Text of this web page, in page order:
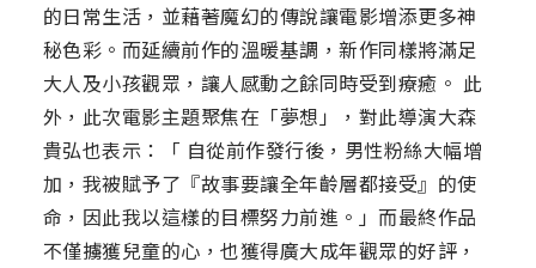
的日常生活，並藉著魔幻的傳說讓電影增添更多神
秘色彩。而延續前作的溫暖基調，新作同樣將滿足
大人及小孩觀眾，讓人感動之餘同時受到療癒。 此
外，此次電影主題聚焦在「夢想」，對此導演大森
貴弘也表示：「 自從前作發行後，男性粉絲大幅增
加，我被賦予了『故事要讓全年齡層都接受』的使
命，因此我以這樣的目標努力前進。」而最終作品
不僅擄獲兒童的心，也獲得廣大成年觀眾的好評，